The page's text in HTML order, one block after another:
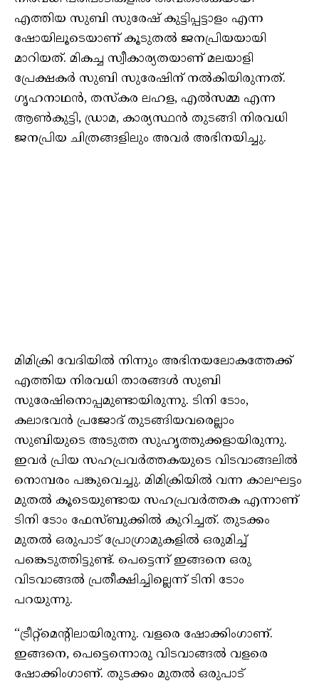
എത്തിയ സുബി സുരേഷ് കുട്ടിപ്പട്ടാളം എന്ന
ഷോയിലൂടെയാണ് കൂടുതൽ ജനപ്രിയയായി
മാറിയത്. മികച്ച സ്വീകാര്യതയാണ് മലയാളി
പ്രേക്ഷകർ സുബി സുരേഷിന് നൽകിയിരുന്നത്.
ഗൃഹനാഥൻ, തസ്‌കര ലഹള, എൽസമ്മ എന്ന
ആൺകുട്ടി, ഡ്രാമ, കാര്യസ്ഥൻ തുടങ്ങി നിരവധി
ജനപ്രിയ ചിത്രങ്ങളിലും അവർ അഭിനയിച്ചു.
മിമിക്രി വേദിയിൽ നിന്നും അഭിനയലോകത്തേക്ക്
എത്തിയ നിരവധി താരങ്ങൾ സുബി
സുരേഷിനൊപ്പമുണ്ടായിരുന്നു. ടിനി ടോം,
കലാഭവൻ പ്രജോദ് തുടങ്ങിയവരെല്ലാം
സുബിയുടെ അടുത്ത സുഹൃത്തുക്കളായിരുന്നു.
ഇവർ പ്രിയ സഹപ്രവർത്തകയുടെ വിടവാങ്ങലിൽ
നൊമ്പരം പങ്കുവെച്ചു. മിമിക്രിയിൽ വന്ന കാലഘട്ടം
മുതൽ കൂടെയുണ്ടായ സഹപ്രവർത്തക എന്നാണ്
ടിനി ടോം ഫേസ്ബുക്കിൽ കുറിച്ചത്. തുടക്കം
മുതൽ ഒരുപാട് പ്രോഗ്രാമുകളിൽ ഒരുമിച്ച്
പങ്കെടുത്തിട്ടുണ്ട്. പെട്ടെന്ന് ഇങ്ങനെ ഒരു
വിടവാങ്ങൽ പ്രതീക്ഷിച്ചില്ലെന്ന് ടിനി ടോം
പറയുന്നു.
“ട്രീറ്റ്മെൻ്റിലായിരുന്നു. വളരെ ഷോക്കിംഗാണ്.
ഇങ്ങനെ, പെട്ടെന്നൊരു വിടവാങ്ങൽ വളരെ
ഷോക്കിംഗാണ്. തുടക്കം മുതൽ ഒരുപാട്